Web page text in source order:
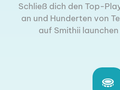
Schließ dich den Top-
an und Hunderten von
auf Smithii